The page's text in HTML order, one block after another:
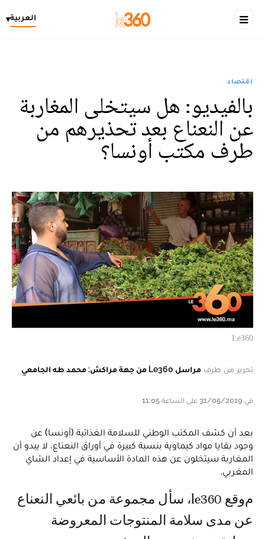
العربية▾
اقتصاد
بالفيديو: هل سيتخلى المغاربة
عن النعناع بعد تحذيرهم من
طرف مكتب أونسا؟
Le360
تحرير من طرف مراسل Le360 من جهة مراكش: محمد طه الجامعي
في 31/05/2019 على الساعة 11:05
بعد أن كشف المكتب الوطني للسلامة الغذائية (أونسا) عن
وجود بقايا مواد كيماوية بنسبة كبيرة في أوراق النعناع، لا يبدو أن
المغاربة سيتخلون عن هذه المادة الأساسية في إعداد الشاي
المغربي.
موقع le360، سأل مجموعة من بائعي النعناع
عن مدى سلامة المنتوجات المعروضة